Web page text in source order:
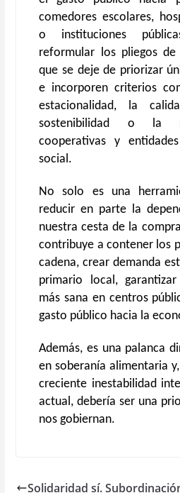
comedores escolares,
o instituciones
reformular los pliegos
que se deje de priorizar
e incorporen criterios
estacionalidad, la
sostenibilidad o la
cooperativas y
social.
No solo es una
reducir en parte la
nuestra cesta de la
contribuye a contener los
cadena, crear demanda
primario local,
más sana en centros
gasto público hacia la
Además, es una palanca
en soberanía alimentaria
creciente inestabilidad
actual, debería ser una
nos gobiernan.
Solidaridad sí.